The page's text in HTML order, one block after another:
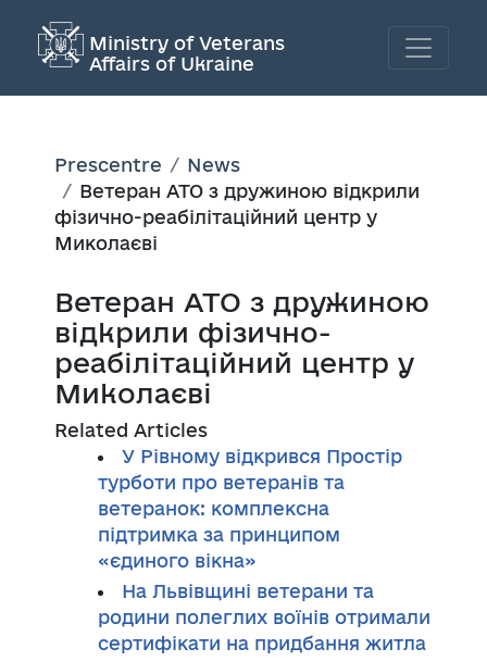
Ministry of Veterans
Affairs of Ukraine
Prescentre
News
Ветеран АТО з дружиною відкрили
фізично-реабілітаційний центр у
Миколаєві
Ветеран АТО з дружиною
відкрили фізично-
реабілітаційний центр у
Миколаєві
Related Articles
У Рівному відкрився Простір
турботи про ветеранів та
ветеранок: комплексна
підтримка за принципом
«єдиного вікна»
На Львівщині ветерани та
родини полеглих воїнів отримали
сертифікати на придбання житла